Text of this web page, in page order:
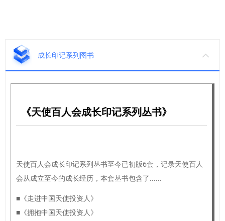
成长印记系列图书
天使百人会成长印记系列丛书至今已初版6套，记录天使百人
会从成立至今的成长经历，本套丛书包含了......
■《走进中国天使投资人》
■《拥抱中国天使投资人》
《天使百人会成长印记系列丛书》